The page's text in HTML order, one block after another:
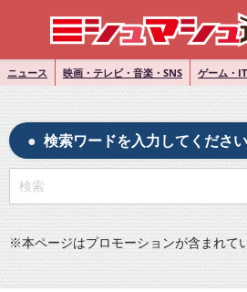
ニュース 映画・テレビ・音楽・SNS ゲーム・
検索ワードを入力してくださ
※本ページはプロモーションが含まれて